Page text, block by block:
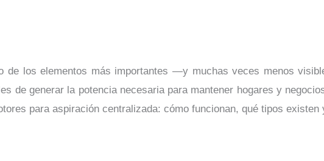
de los elementos más importantes —y muchas veces menos
de generar la potencia necesaria para mantener hogares y
para aspiración centralizada: cómo funcionan, qué tipos existen